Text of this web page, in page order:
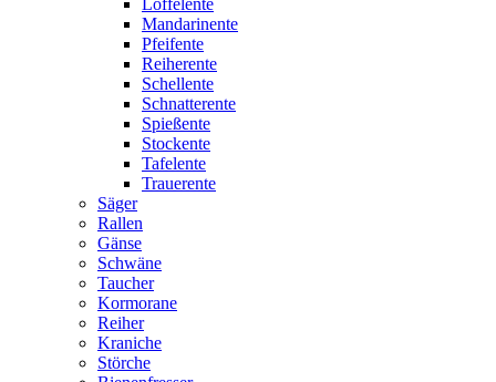
Löffelente
Mandarinente
Pfeifente
Reiherente
Schellente
Schnatterente
Spießente
Stockente
Tafelente
Trauerente
Säger
Rallen
Gänse
Schwäne
Taucher
Kormorane
Reiher
Kraniche
Störche